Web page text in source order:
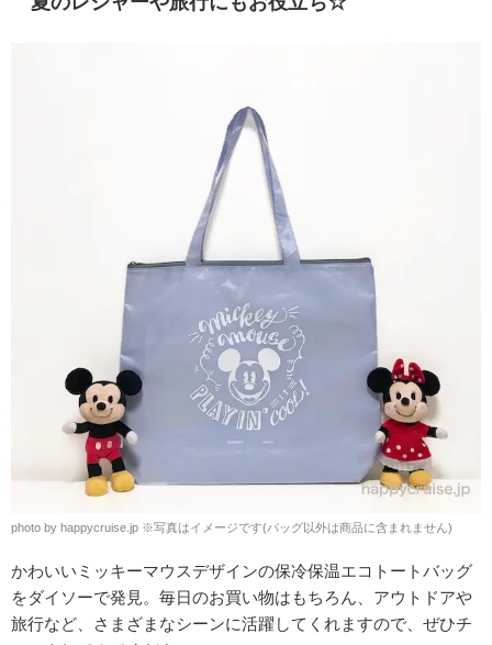
photo by happycruise.jp ※写真はイメージです(バッグ以外は商品に含まれません)
かわいいミッキーマウスデザインの保冷保温エコトートバッグ
をダイソーで発見。毎日のお買い物はもちろん、アウトドアや
旅行など、さまざまなシーンに活躍してくれますので、ぜひチ